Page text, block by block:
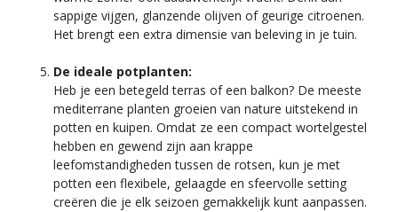
sappige vijgen, glanzende olijven of geurige citroenen.
Het brengt een extra dimensie van beleving in je tuin.
De ideale potplanten:
Heb je een betegeld terras of een balkon? De meeste
mediterrane planten groeien van nature uitstekend in
potten en kuipen. Omdat ze een compact wortelgestel
hebben en gewend zijn aan krappe
leefomstandigheden tussen de rotsen, kun je met
potten een flexibele, gelaagde en sfeervolle setting
creëren die je elk seizoen gemakkelijk kunt aanpassen.